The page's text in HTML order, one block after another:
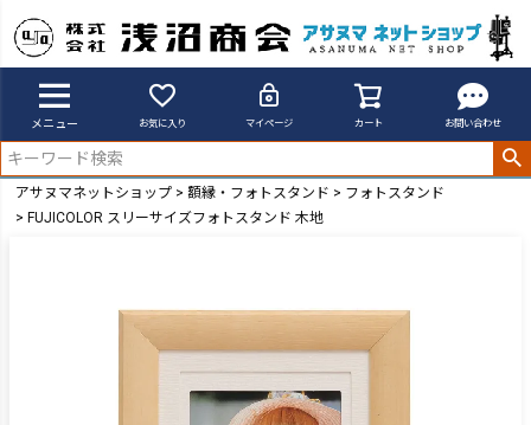
メニュー お気に入り マイページ カート お問い合わせ
アサヌマネットショップ 額縁・フォトスタンド
フォトスタンド
FUJICOLOR スリーサイズフォトスタンド 木地